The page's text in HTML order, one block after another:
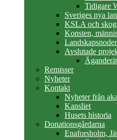
Tidigare
Sveriges nya
KSLA och
Konsten,
Avslutade
Remisser
Nyheter
Kontakt
Nyheter från
Kansliet
Husets historia
Donationsgårdarna
Enaforsholm,